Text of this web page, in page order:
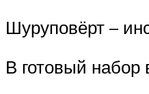
Шуруповёрт –
В готовый набор